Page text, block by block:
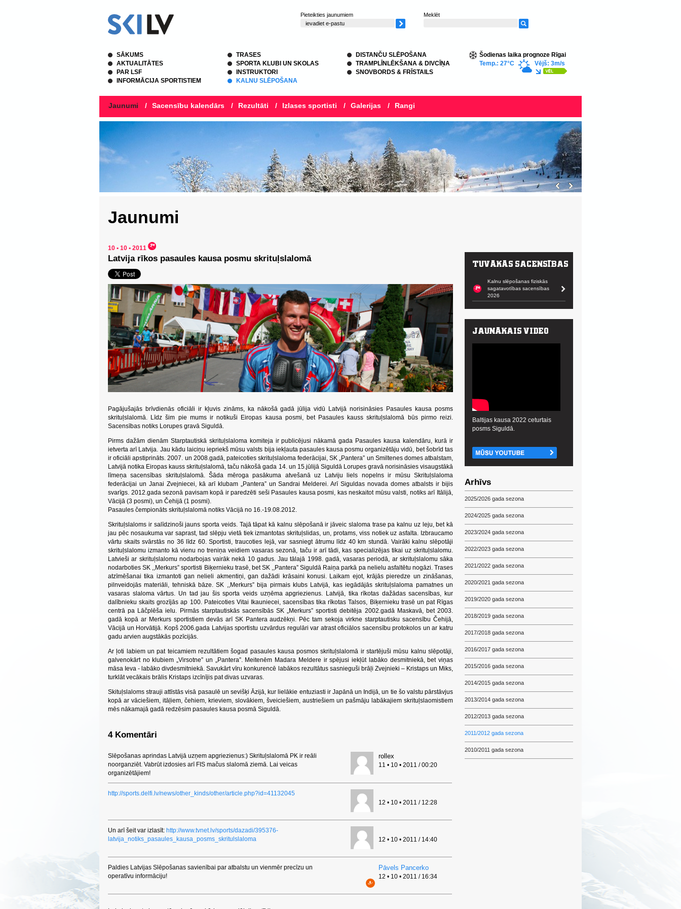
Pieteikties jaunumiem Meklēt
SĀKUMS
AKTUALITĀTES
PAR LSF
INFORMĀCIJA SPORTISTIEM
TRASES
SPORTA KLUBI UN SKOLAS
INSTRUKTORI
KALNU SLĒPOŠANA
DISTANČU SLĒPOŠANA
TRAMPLĪNLĒKŠANA & DIVCĪŅA
SNOVBORDS & FRĪSTAILS
Šodienas laika prognoze Rīgai
Temp.: 27°C
Vējš: 3m/s
Jaunumi / Sacensību kalendārs / Rezultāti / Izlases sportisti / Galerijas / Rangi
Jaunumi
10 • 10 • 2011
Latvija rīkos pasaules kausa posmu skrituļslalomā
Pagājušajās brīvdienās oficiāli ir kļuvis zināms, ka nākošā gadā jūlija vidū Latvijā norisināsies Pasaules kausa posms
skrituļslalomā. Līdz šim pie mums ir notikuši Eiropas kausa posmi, bet Pasaules kauss skrituļslalomā būs pirmo reizi.
Sacensības notiks Lorupes gravā Siguldā.
Pirms dažām dienām Starptautiskā skrituļslaloma komiteja ir publicējusi nākamā gada Pasaules kausa kalendāru, kurā ir
ietverta arī Latvija. Jau kādu laiciņu iepriekš mūsu valsts bija iekļauta pasaules kausa posmu organizētāju vidū, bet šobrīd tas
ir oficiāli apstiprināts. 2007. un 2008.gadā, pateicoties skrituļslaloma federācijai, SK „Pantera” un Smiltenes domes atbalstam,
Latvijā notika Eiropas kauss skrituļslalomā, taču nākošā gada 14. un 15.jūlijā Siguldā Lorupes gravā norisināsies visaugstākā
līmeņa sacensības skrituļslalomā. Šāda mēroga pasākuma atvešanā uz Latviju liels nopelns ir mūsu Skrituļslaloma
federācijai un Janai Zvejniecei, kā arī klubam „Pantera” un Sandrai Melderei. Arī Siguldas novada domes atbalsts ir bijis
svarīgs. 2012.gada sezonā pavisam kopā ir paredzēti seši Pasaules kausa posmi, kas neskaitot mūsu valsti, notiks arī Itālijā,
Vācijā (3 posmi), un Čehijā (1 posmi).
Pasaules čempionāts skrituļslalomā notiks Vācijā no 16.-19.08.2012.
Skrituļslaloms ir salīdzinoši jauns sporta veids. Tajā tāpat kā kalnu slēpošanā ir jāveic slaloma trase pa kalnu uz leju, bet kā
jau pēc nosaukuma var saprast, tad slēpju vietā tiek izmantotas skrituļslidas, un, protams, viss notiek uz asfalta. Izbraucamo
vārtu skaits svārstās no 36 līdz 60. Sportisti, traucoties lejā, var sasniegt ātrumu līdz 40 km stundā. Vairāki kalnu slēpotāji
skrituļslalomu izmanto kā vienu no treniņa veidiem vasaras sezonā, taču ir arī tādi, kas specializējas tikai uz skrituļslalomu.
Latvieši ar skrituļslalomu nodarbojas vairāk nekā 10 gadus. Jau tālajā 1998. gadā, vasaras periodā, ar skrituļslalomu sāka
nodarboties SK ,,Merkurs” sportisti Biķernieku trasē, bet SK ,,Pantera” Siguldā Raiņa parkā pa nelielu asfaltētu nogāzi. Trases
atzīmēšanai tika izmantoti gan nelieli akmentiņi, gan dažādi krāsaini konusi. Laikam ejot, krājās pieredze un zināšanas,
pilnveidojās materiāli, tehniskā bāze. SK ,,Merkurs” bija pirmais klubs Latvijā, kas iegādājās skrituļslaloma pamatnes un
vasaras slaloma vārtus. Un tad jau šis sporta veids uzņēma apgriezienus. Latvijā, tika rīkotas dažādas sacensības, kur
dalībnieku skaits grozījās ap 100. Pateicoties Vitai Ikauniecei, sacensības tika rīkotas Talsos, Biķernieku trasē un pat Rīgas
centrā pa Lāčplēša ielu. Pirmās starptautiskās sacensībās SK „Merkurs” sportisti debitēja 2002.gadā Maskavā, bet 2003.
gadā kopā ar Merkurs sportistiem devās arī SK Pantera audzēkņi. Pēc tam sekoja virkne starptautisku sacensību Čehijā,
Vācijā un Horvātijā. Kopš 2006.gada Latvijas sportistu uzvārdus regulāri var atrast oficiālos sacensību protokolos un ar katru
gadu arvien augstākās pozīcijās.
Ar ļoti labiem un pat teicamiem rezultātiem šogad pasaules kausa posmos skrituļslalomā ir startējuši mūsu kalnu slēpotāji,
galvenokārt no klubiem „Virsotne” un „Pantera”. Meitenēm Madara Meldere ir spējusi iekļūt labāko desmitniekā, bet viņas
māsa Ieva - labāko divdesmitniekā. Savukārt vīru konkurencē labākos rezultātus sasnieguši brāļi Zvejnieki – Kristaps un Miks,
turklāt vecākais brālis Kristaps izcīnījis pat divas uzvaras.
Skituļslaloms strauji attīstās visā pasaulē un sevišķi Āzijā, kur lielākie entuziasti ir Japānā un Indijā, un tie šo valstu pārstāvjus
kopā ar vāciešiem, itāļiem, čehiem, krieviem, slovākiem, šveiciešiem, austriešiem un pašmāju labākajiem skrituļslaomistiem
mēs nākamajā gadā redzēsim pasaules kausa posmā Siguldā.
4 Komentāri
Slēpošanas aprindas Latvijā uzņem apgriezienus:) Skrituļslalomā PK ir reāli
noorganziēt. Vabrūt izdosies arī FIS mačus slalomā ziemā. Lai veicas
organizētājiem!
rollex
11 • 10 • 2011 / 00:20
http://sports.delfi.lv/news/other_kinds/other/article.php?id=41132045
12 • 10 • 2011 / 12:28
Un arī šeit var izlasīt: http://www.tvnet.lv/sports/dazadi/395376-
latvija_notiks_pasaules_kausa_posms_skritulslaloma
12 • 10 • 2011 / 14:40
Paldies Latvijas Slēpošanas savienībai par atbalstu un vienmēr precīzu un
operatīvu informāciju!
Pāvels Pancerko
12 • 10 • 2011 / 16:34
Kalnu slēpošanas fiziskās
sagatavotības sacensības
2026
Baltijas kausa 2022 ceturtais
posms Siguldā.
Arhīvs
2025/2026 gada sezona
2024/2025 gada sezona
2023/2024 gada sezona
2022/2023 gada sezona
2021/2022 gada sezona
2020/2021 gada sezona
2019/2020 gada sezona
2018/2019 gada sezona
2017/2018 gada sezona
2016/2017 gada sezona
2015/2016 gada sezona
2014/2015 gada sezona
2013/2014 gada sezona
2012/2013 gada sezona
2011/2012 gada sezona
2010/2011 gada sezona